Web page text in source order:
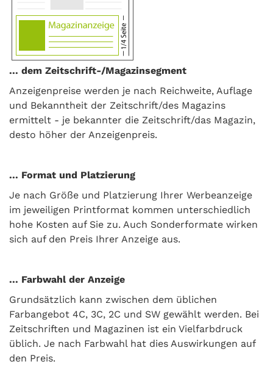
... dem Zeitschrift-/Magazinsegment
Anzeigenpreise werden je nach Reichweite, Auflage
und Bekanntheit der Zeitschrift/des Magazins
ermittelt - je bekannter die Zeitschrift/das Magazin,
desto höher der Anzeigenpreis.
... Format und Platzierung
Je nach Größe und Platzierung Ihrer Werbeanzeige
im jeweiligen Printformat kommen unterschiedlich
hohe Kosten auf Sie zu. Auch Sonderformate wirken
sich auf den Preis Ihrer Anzeige aus.
... Farbwahl der Anzeige
Grundsätzlich kann zwischen dem üblichen
Farbangebot 4C, 3C, 2C und SW gewählt werden. Bei
Zeitschriften und Magazinen ist ein Vielfarbdruck
üblich. Je nach Farbwahl hat dies Auswirkungen auf
den Preis.